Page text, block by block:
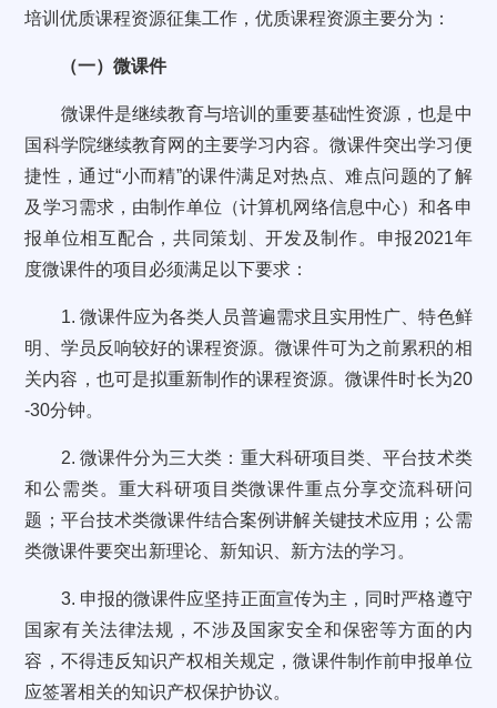
培训优质课程资源征集工作，优质课程资源主要分为：
（一）微课件
微课件是继续教育与培训的重要基础性资源，也是中
国科学院继续教育网的主要学习内容。微课件突出学习便
捷性，通过“小而精”的课件满足对热点、难点问题的了解
及学习需求，由制作单位（计算机网络信息中心）和各申
报单位相互配合，共同策划、开发及制作。申报2021年
度微课件的项目必须满足以下要求：
1. 微课件应为各类人员普遍需求且实用性广、特色鲜
明、学员反响较好的课程资源。微课件可为之前累积的相
关内容，也可是拟重新制作的课程资源。微课件时长为20
-30分钟。
2. 微课件分为三大类：重大科研项目类、平台技术类
和公需类。重大科研项目类微课件重点分享交流科研问
题；平台技术类微课件结合案例讲解关键技术应用；公需
类微课件要突出新理论、新知识、新方法的学习。
3. 申报的微课件应坚持正面宣传为主，同时严格遵守
国家有关法律法规，不涉及国家安全和保密等方面的内
容，不得违反知识产权相关规定，微课件制作前申报单位
应签署相关的知识产权保护协议。